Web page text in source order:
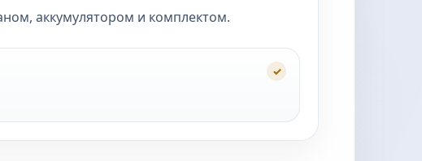
аккумулятором и комплектом.
✓